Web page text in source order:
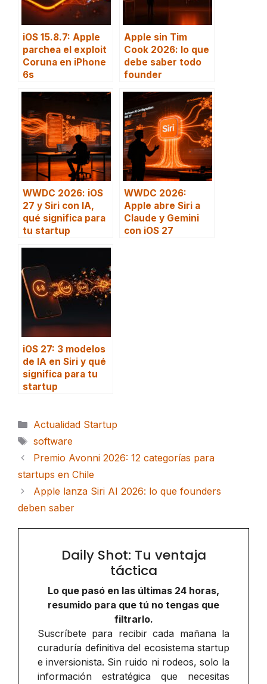
iOS 15.8.7: Apple
parchea el exploit
Coruna en iPhone
6s
Apple sin Tim
Cook 2026: lo que
debe saber todo
founder
WWDC 2026: iOS
27 y Siri con IA,
qué significa para
tu startup
WWDC 2026:
Apple abre Siri a
Claude y Gemini
con iOS 27
iOS 27: 3 modelos
de IA en Siri y qué
significa para tu
startup
Categorías
Actualidad Startup
Etiquetas
software
Premio Avonni 2026: 12 categorías para
startups en Chile
Apple lanza Siri AI 2026: lo que founders
deben saber
Daily Shot: Tu ventaja
táctica
Lo que pasó en las últimas 24 horas,
resumido para que tú no tengas que
filtrarlo.
Suscríbete para recibir cada mañana la
curaduría definitiva del ecosistema startup
e inversionista. Sin ruido ni rodeos, solo la
información estratégica que necesitas